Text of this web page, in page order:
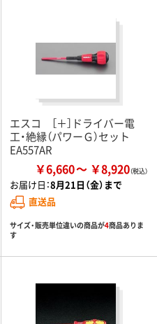
エスコ ［＋］ドライバー電
工・絶縁（パワーＧ）セット
EA557AR
￥6,660 ￥8,920
お届け日：8月21日（金）まで
直送品
サイズ・販売単位違いの商品が4商品ありま
す